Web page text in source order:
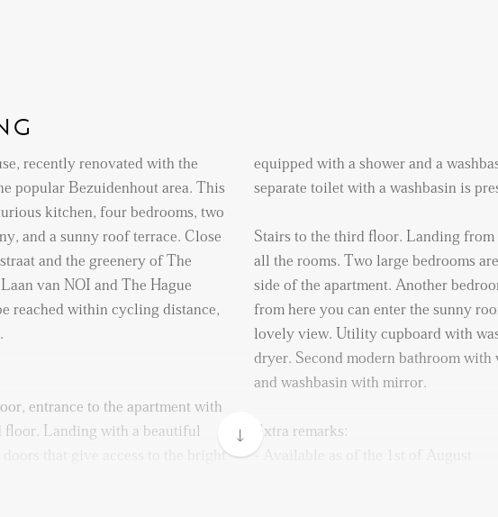
recently renovated with the
popular Bezuidenhout area. This
kitchen, four bedrooms, two
a sunny roof terrace. Close
and the greenery of The
reached within cycling distance,
entrance to the apartment with
floor. Landing with a beautiful
doors that give access to the bright
equipped with a shower and a
separate toilet with a washbasin is
Stairs to the third floor. Landing from
all the rooms. Two large bedrooms
side of the apartment. Another
from here you can enter the sunny
lovely view. Utility cupboard with
dryer. Second modern bathroom with
and washbasin with mirror.
Extra remarks:
- Available as of the 1st of August